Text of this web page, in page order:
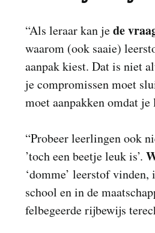
“Als leraar kan jede
waarom (ook saaie)
aanpak kiest. Dat is niet
je compromissen moet
moet aanpakken omdat
“Probeer leerlingen ook
’toch een beetje leuk is’.
‘domme’ leerstof
school en in de
felbegeerde rijbewijs